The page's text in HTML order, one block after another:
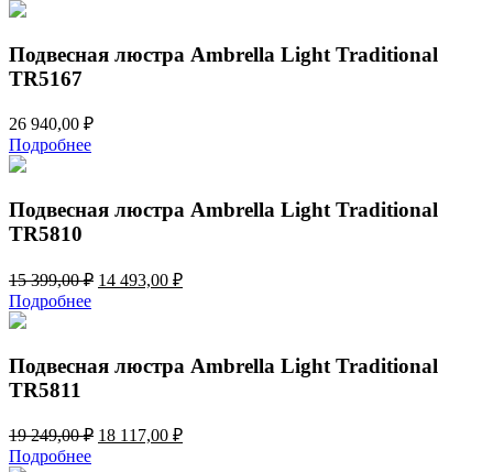
Подвесная люстра Ambrella Light Traditional
TR5167
26 940,00 ₽
Подробнее
Подвесная люстра Ambrella Light Traditional
TR5810
15 399,00₽ Первоначальная
14 493,00 ₽Текущая
Подробнее
Подвесная люстра Ambrella Light Traditional
TR5811
19 249,00₽ Первоначальная
18 117,00 ₽Текущая
Подробнее